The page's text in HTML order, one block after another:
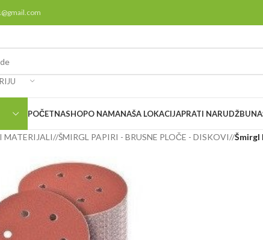
POČETNASHOPO NAMANAŠA LOKACIJAPRATI NARUDŽBU
MATERIJALI/ ŠMIRGL PAPIRI - BRUSNE PLOČE - DISKOVI/ Šmirgl